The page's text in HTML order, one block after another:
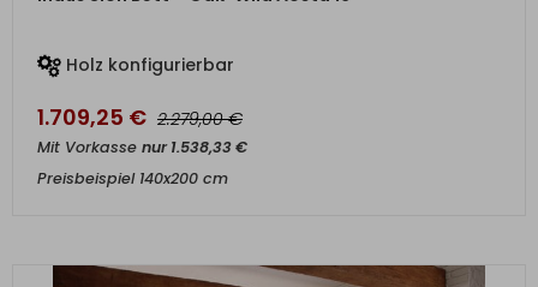
Holz konfigurierbar
1.709,25 € 2.279,00€
Mit Vorkasse nur1.538,33€
Preisbeispiel 140x200 cm